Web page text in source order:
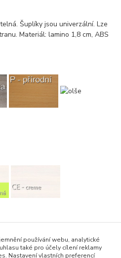
Šuplíky jsou univerzální. Lze
Materiál: lamino 1,8 cm, ABS
používání webu, analytické
také pro účely cílení reklamy
Nastavení vlastních preferencí